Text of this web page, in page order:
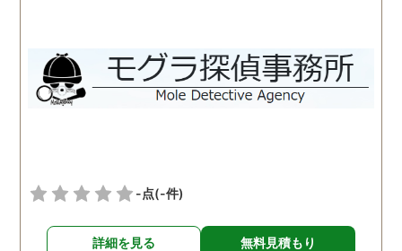
-点(-件)
詳細を見る 無料見積もり